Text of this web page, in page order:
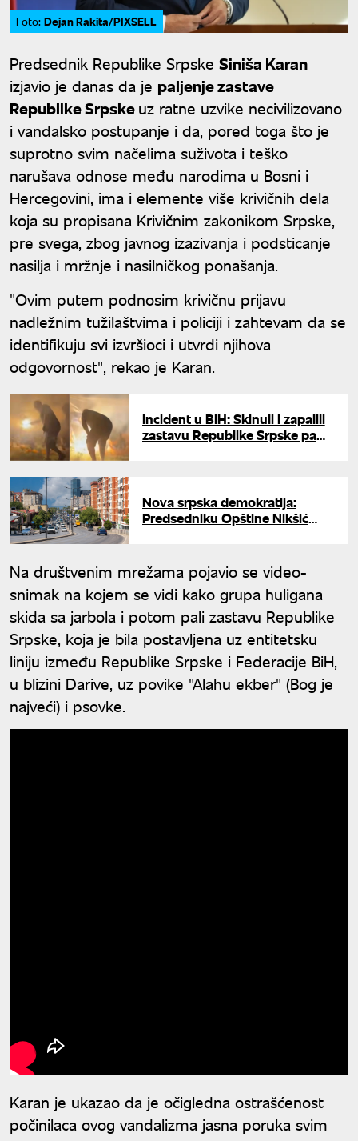
Foto: Dejan Rakita/PIXSELL
Predsednik Republike Srpske Siniša Karan
izjavio je danas da je paljenje zastave
Republike Srpskeuz ratne uzvike necivilizovano
i vandalsko postupanje i da, pored toga što je
suprotno svim načelima suživota i teško
narušava odnose među narodima u Bosni i
Hercegovini, ima i elemente više krivičnih dela
koja su propisana Krivičnim zakonikom Srpske,
pre svega, zbog javnog izazivanja i podsticanje
nasilja i mržnje i nasilničkog ponašanja.
"Ovim putem podnosim krivičnu prijavu
nadležnim tužilaštvima i policiji i zahtevam da se
identifikuju svi izvršioci i utvrdi njihova
odgovornost", rekao je Karan.
Incident u BiH: Skinuli i zapalili
zastavu Republike Srpske pa
Nova srpska demokratija:
Predsedniku Opštine Nikšić
Na društvenim mrežama pojavio se video-
snimak na kojem se vidi kako grupa huligana
skida sa jarbola i potom pali zastavu Republike
Srpske, koja je bila postavljena uz entitetsku
liniju između Republike Srpske i Federacije BiH,
u blizini Darive, uz povike "Alahu ekber" (Bog je
najveći) i psovke.
Karan je ukazao da je očigledna ostrašćenost
počinilaca ovog vandalizma jasna poruka svim